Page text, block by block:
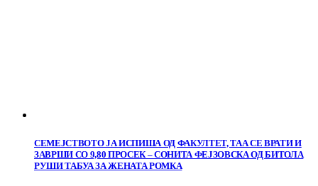
СЕМЕЈСТВОТО ЈА ИСПИША ОД ФАКУЛТЕТ, ТАА СЕ ВРАТИ И
ЗАВРШИ СО 9,80 ПРОСЕК – СОНИТА ФЕЈЗОВСКА ОД БИТОЛА
РУШИ ТАБУА ЗА ЖЕНАТА РОМКА